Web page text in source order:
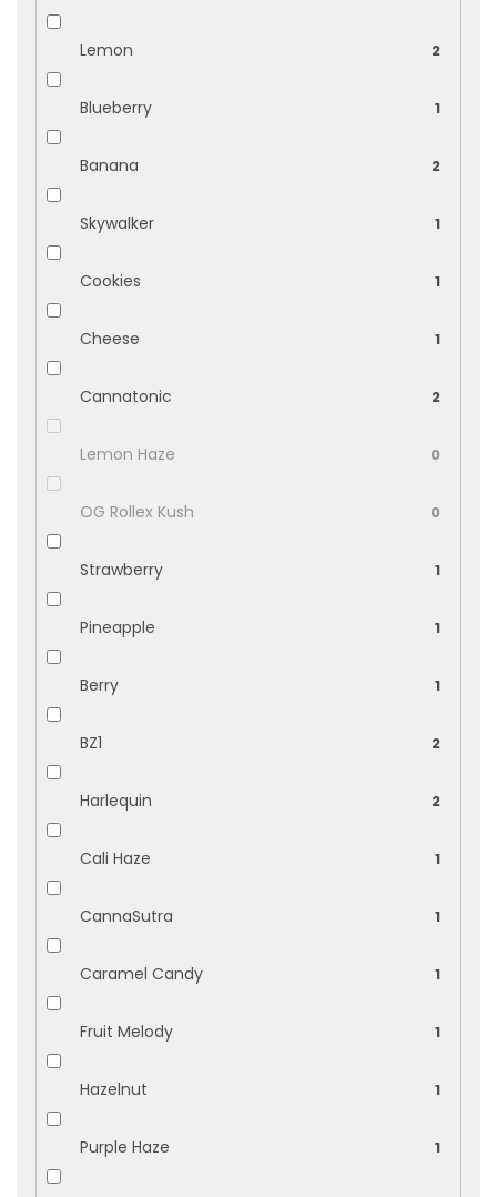
Lemon 2
Blueberry 1
Banana 2
Skywalker 1
Cookies 1
Cheese 1
Cannatonic 2
Lemon Haze 0
OG Rollex Kush 0
Strawberry 1
Pineapple 1
Berry 1
BZ1 2
Harlequin 2
Cali Haze 1
CannaSutra 1
Caramel Candy 1
Fruit Melody 1
Hazelnut 1
Purple Haze 1